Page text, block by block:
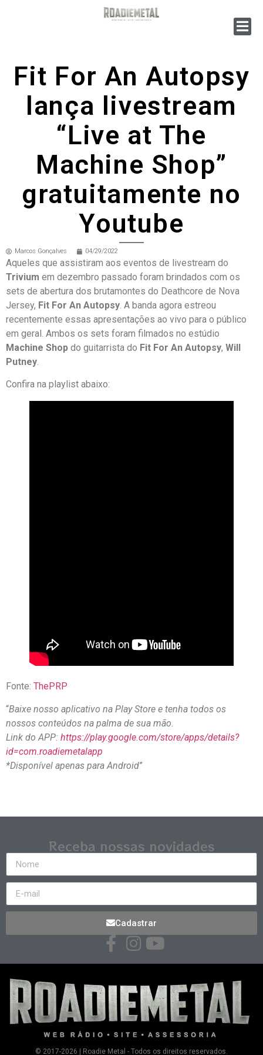
Fit For An Autopsy
lança livestream
“Live at The
Machine Shop”
gratuitamente no
Youtube
Marcos Gonçalves 04/29/2022
Aqueles que assistiram aos eventos de livestream do
Trivium em dezembro passado foram brindados com os
sets de abertura dos brutamontes do Deathcore de Nova
Jersey, Fit For An Autopsy. A banda agora estreou
recentemente essas apresentações ao vivo para o público
em geral. Ambos os sets foram filmados no estúdio
Machine Shop do guitarrista do Fit For An Autopsy, Will
Putney.
Confira na playlist abaixo:
Fonte: ThePRP
“Baixe nosso aplicativo na Play Store e tenha todos os
nossos conteúdos na palma de sua mão.
Link do APP: https://play.google.com/store/apps/details?
id=com.roadiemetalapp
*Disponível apenas para Android”
Receba nossas novidades
Cadastrar
© 2017-2026 | Roadie Metal - Todos os direitos reservados.